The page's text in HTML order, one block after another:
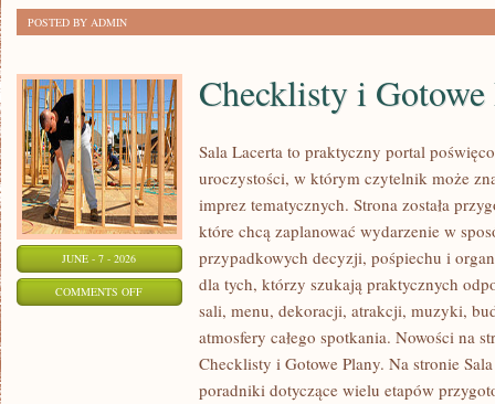
POSTED BY ADMIN
JUNE - 7 - 2026
COMMENTS OFFON
CHECKLISTY
Checklisty i Gotowe
Sala Lacerta to praktyczny portal
uroczystości, w którym czytelnik może
imprez tematycznych. Strona została
które chcą zaplanować wydarzenie w
przypadkowych decyzji, pośpiechu i
dla tych, którzy szukają praktycznych
sali, menu, dekoracji, atrakcji, muzyki,
atmosfery całego spotkania. Nowości na
Checklisty i Gotowe Plany. Na stronie
poradniki dotyczące wielu etapów